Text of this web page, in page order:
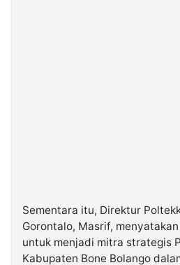
Sementara itu, Direktur
Gorontalo, Masrif,
untuk menjadi mitra strategis
Kabupaten Bone Bolango